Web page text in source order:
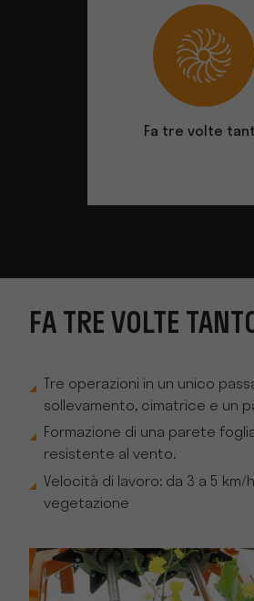
Fa tre volte
FA TRE VOLTE
Tre operazioni in un unico
sollevamento, cimatrice e un
Formazione di una parete
resistente al vento.
Velocità di lavoro: da 3 a 5
vegetazione